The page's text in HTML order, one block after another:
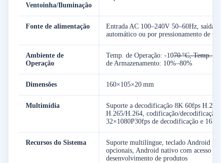
Ventoinha/Iluminação
Fonte de alimentação
Entrada AC 100–240V 50–60Hz, saída
automático ou por pressionamento de
Ambiente de
Operação
Temp. de Operação: -1070 °C, Temp.
de Armazenamento: 10%–80%
Dimensões 160×105×20 mm
Multimídia
Suporte a decodificação 8K 60fps
H.265/H.264, codificação/decodificação
32×1080P30fps de decodificação e
Recursos do Sistema
Suporte multilíngue, teclado Android
opcionais, Android nativo com acesso
desenvolvimento de produtos